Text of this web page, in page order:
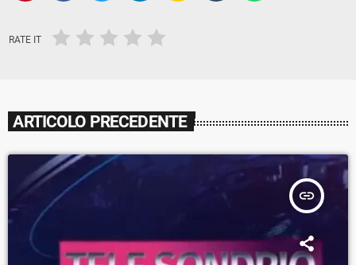
RATE IT
ARTICOLO PRECEDENTE
insert_link